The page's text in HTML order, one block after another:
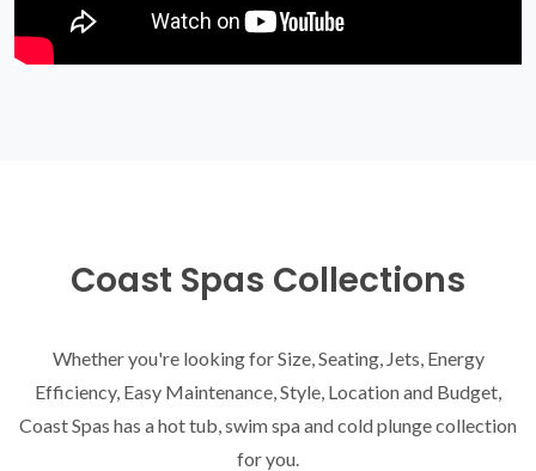
Coast Spas Collections
Whether you're looking for Size, Seating, Jets, Energy
Efficiency, Easy Maintenance, Style, Location and Budget,
Coast Spas has a hot tub, swim spa and cold plunge collection
for you.